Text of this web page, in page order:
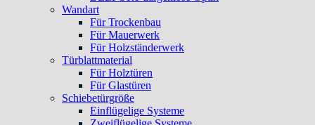
Wandart
Für Trockenbau
Für Mauerwerk
Für Holzständerwerk
Türblattmaterial
Für Holztüren
Für Glastüren
Schiebetürgröße
Einflügelige Systeme